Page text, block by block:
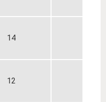
14
12